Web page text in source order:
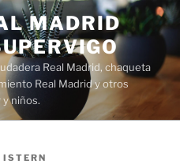
MADRID
Real Madrid, chaqueta
Real Madrid y otros
niños.
ISTERN